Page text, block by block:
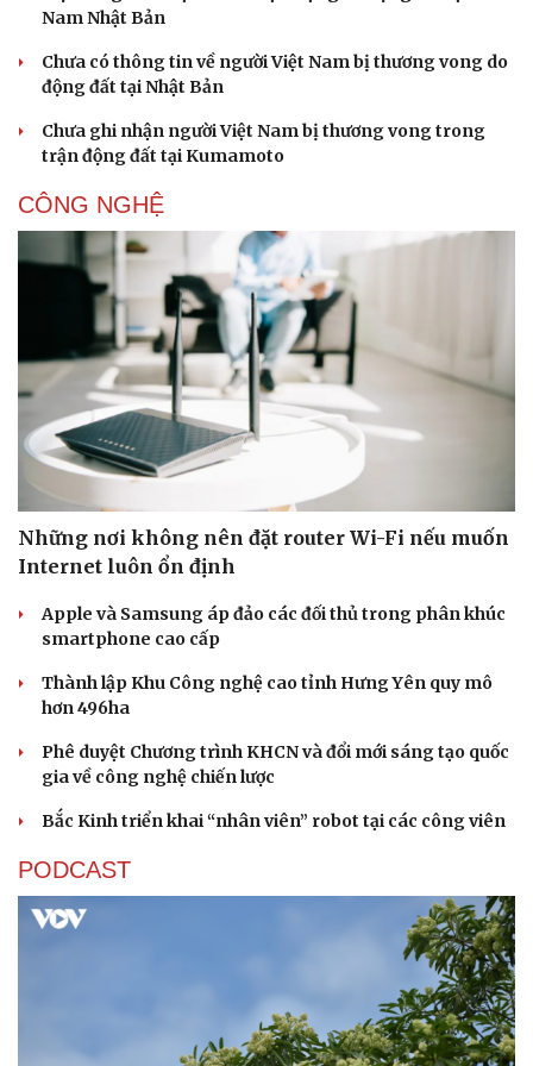
Thông tin doanh nghiệp
Doanh nghiệp 24h
Doanh nhân
Vì cộng đồng
Sành điệu
Nam Nhật Bản
Chưa có thông tin về người Việt Nam bị thương vong do
động đất tại Nhật Bản
Chưa ghi nhận người Việt Nam bị thương vong trong
trận động đất tại Kumamoto
CÔNG NGHỆ
Những nơi không nên đặt router Wi-Fi nếu muốn
Internet luôn ổn định
Apple và Samsung áp đảo các đối thủ trong phân khúc
smartphone cao cấp
Thành lập Khu Công nghệ cao tỉnh Hưng Yên quy mô
hơn 496ha
Phê duyệt Chương trình KHCN và đổi mới sáng tạo quốc
gia về công nghệ chiến lược
Bắc Kinh triển khai “nhân viên” robot tại các công viên
PODCAST